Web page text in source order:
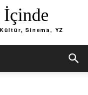
İçinde
Sinema, YZ